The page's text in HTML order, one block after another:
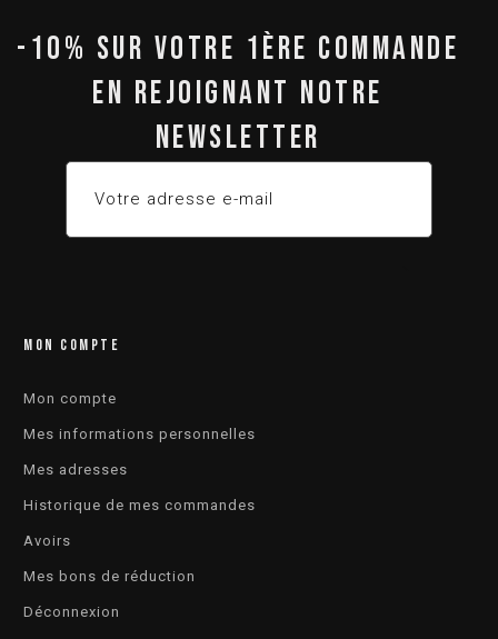
-10% SUR VOTRE 1ÈRE COMMANDE
EN REJOIGNANT NOTRE
NEWSLETTER
MON COMPTE
Mon compte
Mes informations personnelles
Mes adresses
Historique de mes commandes
Avoirs
Mes bons de réduction
Déconnexion